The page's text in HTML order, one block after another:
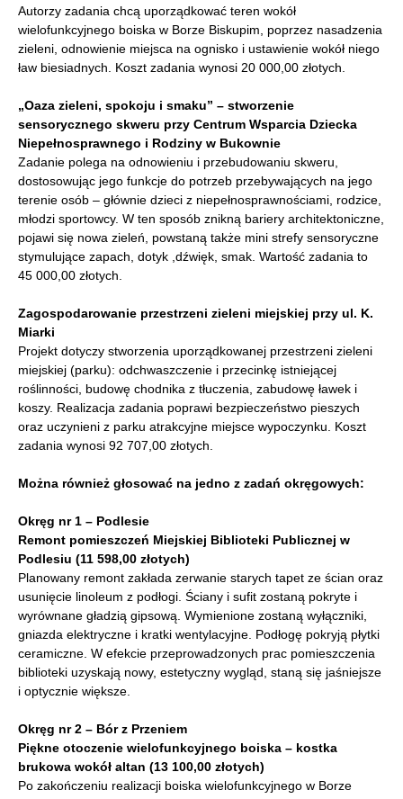
Autorzy zadania chcą uporządkować teren wokół
wielofunkcyjnego boiska w Borze Biskupim, poprzez nasadzenia
zieleni, odnowienie miejsca na ognisko i ustawienie wokół niego
ław biesiadnych. Koszt zadania wynosi 20 000,00 złotych.
„Oaza zieleni, spokoju i smaku” – stworzenie
sensorycznego skweru przy Centrum Wsparcia Dziecka
Niepełnosprawnego i Rodziny w Bukownie
Zadanie polega na odnowieniu i przebudowaniu skweru,
dostosowując jego funkcje do potrzeb przebywających na jego
terenie osób – głównie dzieci z niepełnosprawnościami, rodzice,
młodzi sportowcy. W ten sposób znikną bariery architektoniczne,
pojawi się nowa zieleń, powstaną także mini strefy sensoryczne
stymulujące zapach, dotyk ,dźwięk, smak. Wartość zadania to
45 000,00 złotych.
Zagospodarowanie przestrzeni zieleni miejskiej przy ul. K.
Miarki
Projekt dotyczy stworzenia uporządkowanej przestrzeni zieleni
miejskiej (parku): odchwaszczenie i przecinkę istniejącej
roślinności, budowę chodnika z tłuczenia, zabudowę ławek i
koszy. Realizacja zadania poprawi bezpieczeństwo pieszych
oraz uczynieni z parku atrakcyjne miejsce wypoczynku. Koszt
zadania wynosi 92 707,00 złotych.
Można również głosować na jedno z zadań okręgowych:
Okręg nr 1 – Podlesie
Remont pomieszczeń Miejskiej Biblioteki Publicznej w
Podlesiu (11 598,00 złotych)
Planowany remont zakłada zerwanie starych tapet ze ścian oraz
usunięcie linoleum z podłogi. Ściany i sufit zostaną pokryte i
wyrównane gładzią gipsową. Wymienione zostaną wyłączniki,
gniazda elektryczne i kratki wentylacyjne. Podłogę pokryją płytki
ceramiczne. W efekcie przeprowadzonych prac pomieszczenia
biblioteki uzyskają nowy, estetyczny wygląd, staną się jaśniejsze
i optycznie większe.
Okręg nr 2 – Bór z Przeniem
Piękne otoczenie wielofunkcyjnego boiska – kostka
brukowa wokół altan (13 100,00 złotych)
Po zakończeniu realizacji boiska wielofunkcyjnego w Borze